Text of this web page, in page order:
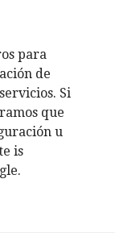
para
de
Si
que
u
is